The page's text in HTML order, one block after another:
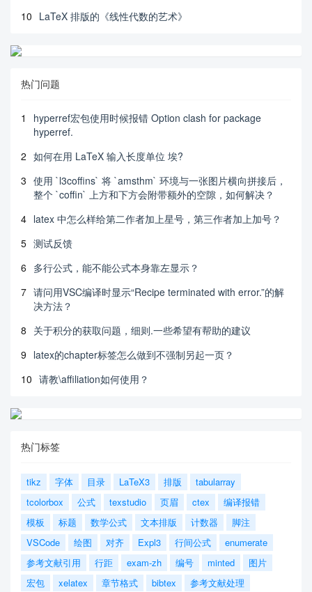
10 LaTeX 排版的《线性代数的艺术》
热门问题
1
hyperref宏包使用时候报错 Option clash for package
hyperref.
2 如何在用 LaTeX 输入长度单位 埃?
3 使用 `l3coffins` 将 `amsthm` 环境与一张图片横向拼接后，
整个 `coffin` 上方和下方会附带额外的空隙，如何解决？
4 latex 中怎么样给第二作者加上星号，第三作者加上加号？
5 测试反馈
6 多行公式，能不能公式本身靠左显示？
7 请问用VSC编译时显示“Recipe terminated with error.”的解
决方法？
8 关于积分的获取问题，细则.一些希望有帮助的建议
9 latex的chapter标签怎么做到不强制另起一页？
10 请教\affiliation如何使用？
热门标签
tikz 字体 目录 LaTeX3 排版
tabularray
tcolorbox
公式 texstudio 页眉 ctex
编译报错
模板
标题 数学公式 文本排版 计数器
脚注
VSCode
绘图 对齐 Expl3 行间公式
enumerate
参考文献引用
行距 exam-zh 编号 minted
图片
宏包
xelatex 章节格式 bibtex
参考文献处理